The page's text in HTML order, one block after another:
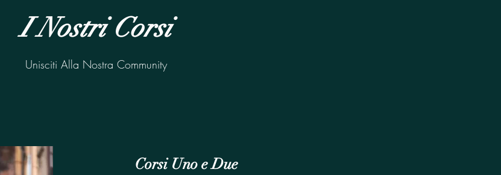
I Nostri Corsi
Unisciti Alla Nostra Community
Corsi Uno e Due